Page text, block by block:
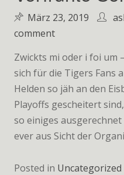
März 23, 2019
commenton
Sommerpause
Zwickts mi oder i foi um
sich für die Tigers Fans
Helden so jäh an den
Playoffs gescheitert
so einiges
ever aus Sicht der
Posted in Uncategorized